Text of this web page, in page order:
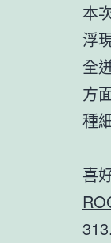
本
浮
全
方
種
喜